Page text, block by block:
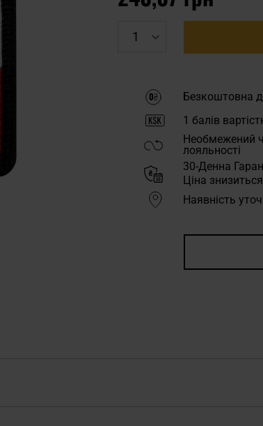
Безкоштовна
1 балів
Необмежений
лояльності
30-Денна
Ціна
Наявність